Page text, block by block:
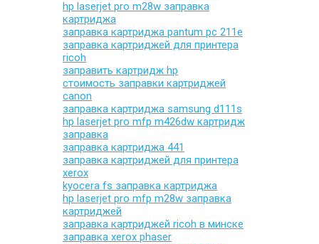
hp laserjet pro m28w заправка
картриджа
заправка картриджа pantum pc 211e
заправка картриджей для принтера
ricoh
заправить картридж hp
стоимость заправки картриджей
canon
заправка картриджа samsung d111s
hp laserjet pro mfp m426dw картридж
заправка
заправка картриджа 441
заправка картриджей для принтера
xerox
kyocera fs заправка картриджа
hp laserjet pro mfp m28w заправка
картриджей
заправка картриджей ricoh в минске
заправка xerox phaser